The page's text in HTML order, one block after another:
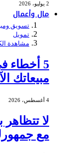
2 يوليو، 2026
مال وأعمال
تسويق
تمويل
مشاهدة
5 أخطاء
مبيعاتك
4 أغسطس، 2026
لا تتظاهر
مع